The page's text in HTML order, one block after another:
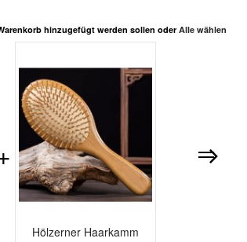
hinzugefügt werden sollen oderAlle wählen
Hölzerner Haarkamm